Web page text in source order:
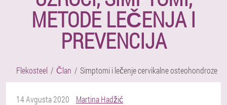
METODE LEČENJA I
PREVENCIJA
Flekosteel Član Simptomi i lečenje cervikalne osteohondroze
14 Avgusta 2020 Martina Hadžić